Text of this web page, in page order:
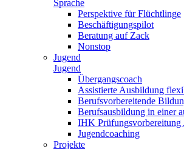
Sprache
Perspektive für Flüchtlinge
Beschäftigungspilot
Beratung auf Zack
Nonstop
Jugend
Jugend
Übergangscoach
Assistierte Ausbildung
Berufsvorbereitende
Berufsausbildung in einer
IHK Prüfungsvorbereitung
Jugendcoaching
Projekte